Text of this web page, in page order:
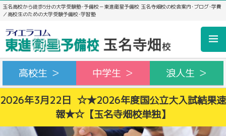
玉名高校から徒歩5分の大学受験塾･予備校－東進衛星予備校 玉名寺畑校の校舎案内･ブログ･学費
／高校生のための大学受験予備校･学習塾
高校生 ＞ 中学生 ＞ 浪人生 ＞
2026年3月22日 ☆★2026年度国公立大入試結果速
報★☆【玉名寺畑校単独】